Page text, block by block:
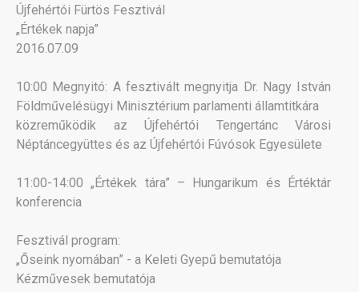
Újfehértói Fürtös Fesztivál
„Értékek napja”
2016.07.09
10:00 Megnyitó: A fesztivált megnyitja Dr. Nagy István
Földművelésügyi Minisztérium parlamenti államtitkára
közreműködik az Újfehértói Tengertánc Városi
Néptáncegyüttes és az Újfehértói Fúvósok Egyesülete
11:00-14:00 „Értékek tára” – Hungarikum és Értéktár
konferencia
Fesztivál program:
„Őseink nyomában” - a Keleti Gyepű bemutatója
Kézművesek bemutatója